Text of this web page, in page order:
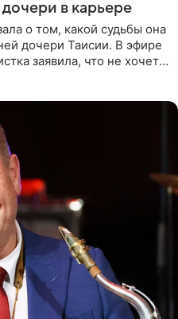
в карьере
о том, какой судьбы она
дочери Таисии. В эфире
заявила, что не хочет